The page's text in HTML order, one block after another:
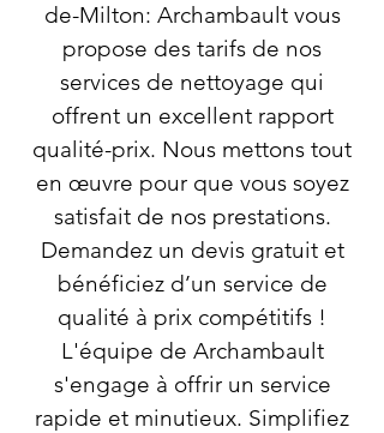
de-Milton: Archambault vous
propose des tarifs de nos
services de nettoyage qui
offrent un excellent rapport
qualité-prix. Nous mettons tout
en œuvre pour que vous soyez
satisfait de nos prestations.
Demandez un devis gratuit et
bénéficiez d’un service de
qualité à prix compétitifs !
L'équipe de Archambault
s'engage à offrir un service
rapide et minutieux. Simplifiez